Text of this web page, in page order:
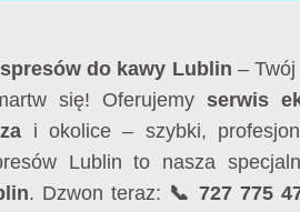
do kawy Lublin –
się! Oferujemy serwis
i okolice – szybki,
Lublin to nasza
. Dzwon teraz: 📞 727 775